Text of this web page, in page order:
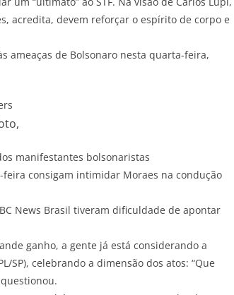
acredita, devem reforçar o espírito de corpo e
ameaças de Bolsonaro nesta quarta-feira,
manifestantes bolsonaristas
consigam intimidar Moraes na condução
News Brasil tiveram dificuldade de apontar
ganho, a gente já está considerando a
SP), celebrando a dimensão dos atos: “Que